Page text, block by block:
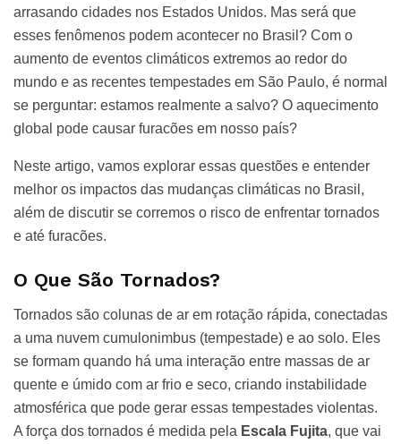
arrasando cidades nos Estados Unidos. Mas será que
esses fenômenos podem acontecer no Brasil? Com o
aumento de eventos climáticos extremos ao redor do
mundo e as recentes tempestades em São Paulo, é normal
se perguntar: estamos realmente a salvo? O aquecimento
global pode causar furacões em nosso país?
Neste artigo, vamos explorar essas questões e entender
melhor os impactos das mudanças climáticas no Brasil,
além de discutir se corremos o risco de enfrentar tornados
e até furacões.
O Que São Tornados?
Tornados são colunas de ar em rotação rápida, conectadas
a uma nuvem cumulonimbus (tempestade) e ao solo. Eles
se formam quando há uma interação entre massas de ar
quente e úmido com ar frio e seco, criando instabilidade
atmosférica que pode gerar essas tempestades violentas.
A força dos tornados é medida pela Escala Fujita, que vai